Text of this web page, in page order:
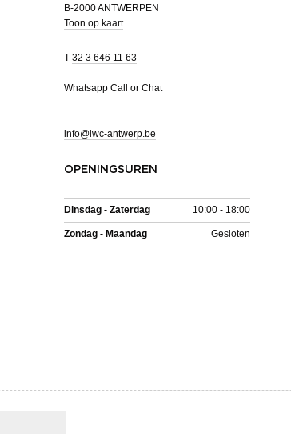
B-2000 ANTWERPEN
Toon op kaart
T 32 3 646 11 63
Whatsapp Call or Chat
info@iwc-antwerp.be
OPENINGSUREN
Dinsdag - Zaterdag 10:00 - 18:00
Zondag - Maandag Gesloten